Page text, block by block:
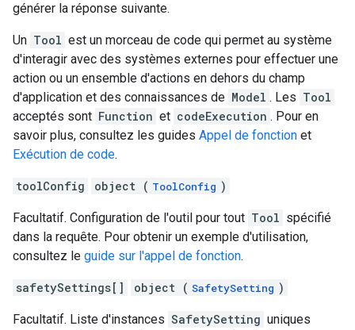
générer la réponse suivante.
Un Tool est un morceau de code qui permet au système
d'interagir avec des systèmes externes pour effectuer une
action ou un ensemble d'actions en dehors du champ
d'application et des connaissances de Model . Les Tool
acceptés sont Function et codeExecution . Pour en
savoir plus, consultez les guides Appel de fonction et
Exécution de code.
toolConfig object ( ToolConfig )
Facultatif. Configuration de l'outil pour tout Tool spécifié
dans la requête. Pour obtenir un exemple d'utilisation,
consultez le guide sur l'appel de fonction.
safetySettings[] object ( SafetySetting )
Facultatif. Liste d'instances SafetySetting uniques